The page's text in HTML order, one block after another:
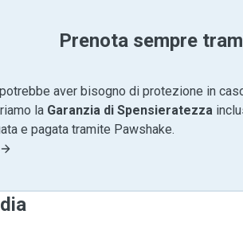
Prenota sempre
aver bisogno di protezione in
la Garanzia di Spensieratezza
e pagata tramite Pawshake.